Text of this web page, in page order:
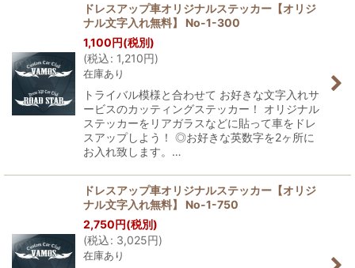
ドレスアップ車オリジナルステッカー【オリジ
ナル文字入れ無料】 No-1-300
1,100円(税別)
(税込: 1,210円)
在庫あり
トライバル模様と合わせて お好きな文字入れサ
ービスのカッティングステッカー！ オリジナル
ステッカーをリアガラスなどに貼って車をドレ
スアップしよう！ ◎お好きな英数字を2ヶ所に
お入れ致します。…
ドレスアップ車オリジナルステッカー【オリジ
ナル文字入れ無料】 No-1-750
2,750円(税別)
(税込: 3,025円)
在庫あり